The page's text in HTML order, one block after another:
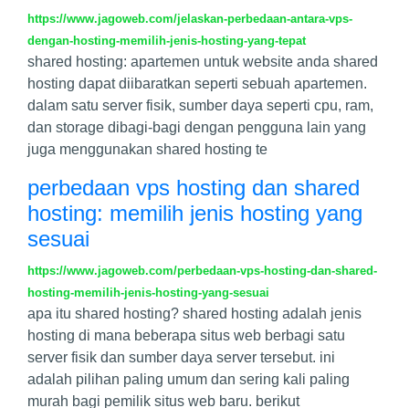
https://www.jagoweb.com/jelaskan-perbedaan-antara-vps-
dengan-hosting-memilih-jenis-hosting-yang-tepat
shared hosting: apartemen untuk website anda shared
hosting dapat diibaratkan seperti sebuah apartemen.
dalam satu server fisik, sumber daya seperti cpu, ram,
dan storage dibagi-bagi dengan pengguna lain yang
juga menggunakan shared hosting te
perbedaan vps hosting dan shared
hosting: memilih jenis hosting yang
sesuai
https://www.jagoweb.com/perbedaan-vps-hosting-dan-shared-
hosting-memilih-jenis-hosting-yang-sesuai
apa itu shared hosting? shared hosting adalah jenis
hosting di mana beberapa situs web berbagi satu
server fisik dan sumber daya server tersebut. ini
adalah pilihan paling umum dan sering kali paling
murah bagi pemilik situs web baru. berikut